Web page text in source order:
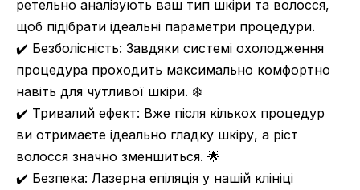
ретельно аналізують ваш тип шкіри та волосся,
щоб підібрати ідеальні параметри процедури.
✔️ Безболісність: Завдяки системі охолодження
процедура проходить максимально комфортно
навіть для чутливої шкіри. ❄️
✔️ Тривалий ефект: Вже після кількох процедур
ви отримаєте ідеально гладку шкіру, а ріст
волосся значно зменшиться. 🌟
✔️ Безпека: Лазерна епіляція у нашій клініці